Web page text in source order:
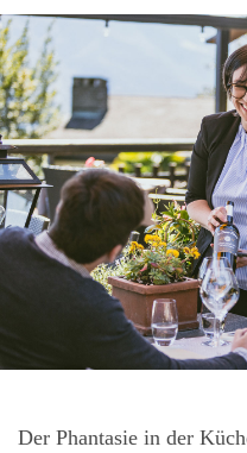
Der Phantasie in der